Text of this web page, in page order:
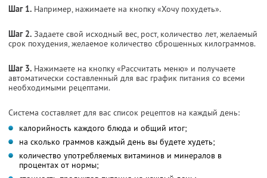
Шаг 1. Например, нажимаете на кнопку «Хочу похудеть».
Шаг 2. Задаете свой исходный вес, рост, количество лет, желаемый
срок похудения, желаемое количество сброшенных килограммов.
Шаг 3. Нажимаете на кнопку «Рассчитать меню» и получаете
автоматически составленный для вас график питания со всеми
необходимыми рецептами.
Система составляет для вас список рецептов на каждый день:
калорийность каждого блюда и общий итог;
на сколько граммов каждый день вы будете худеть;
количество употребляемых витаминов и минералов в
процентах от нормы;